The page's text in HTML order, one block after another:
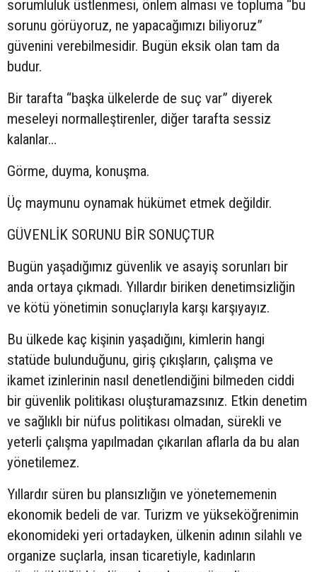
sorumluluk üstlenmesi, önlem alması ve topluma “bu
sorunu görüyoruz, ne yapacağımızı biliyoruz”
güvenini verebilmesidir. Bugün eksik olan tam da
budur.
Bir tarafta “başka ülkelerde de suç var” diyerek
meseleyi normalleştirenler, diğer tarafta sessiz
kalanlar…
Görme, duyma, konuşma.
Üç maymunu oynamak hükümet etmek değildir.
GÜVENLİK SORUNU BİR SONUÇTUR
Bugün yaşadığımız güvenlik ve asayiş sorunları bir
anda ortaya çıkmadı. Yıllardır biriken denetimsizliğin
ve kötü yönetimin sonuçlarıyla karşı karşıyayız.
Bu ülkede kaç kişinin yaşadığını, kimlerin hangi
statüde bulunduğunu, giriş çıkışların, çalışma ve
ikamet izinlerinin nasıl denetlendiğini bilmeden ciddi
bir güvenlik politikası oluşturamazsınız. Etkin denetim
ve sağlıklı bir nüfus politikası olmadan, sürekli ve
yeterli çalışma yapılmadan çıkarılan aflarla da bu alan
yönetilemez.
Yıllardır süren bu plansızlığın ve yönetememenin
ekonomik bedeli de var. Turizm ve yükseköğrenimin
ekonomideki yeri ortadayken, ülkenin adının silahlı ve
organize suçlarla, insan ticaretiyle, kadınların